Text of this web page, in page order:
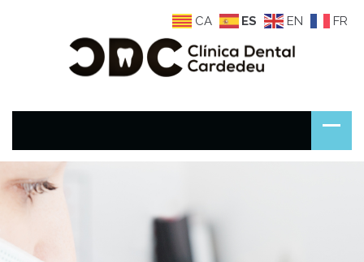
CA ES EN FR